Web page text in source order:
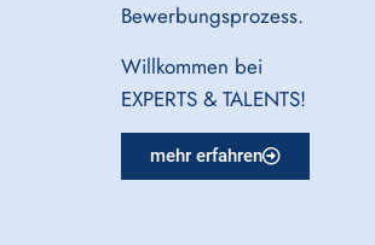
Bewerbungsprozess.
Willkommen bei
EXPERTS & TALENTS!
mehr erfahren